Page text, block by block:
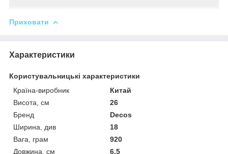
Приховати
Характеристики
Користувальницькі характеристики
Країна-виробник
Китай
Висота, см
26
Бренд
Decos
Ширина, див
18
Вага, грам
920
Довжина, см
6.5